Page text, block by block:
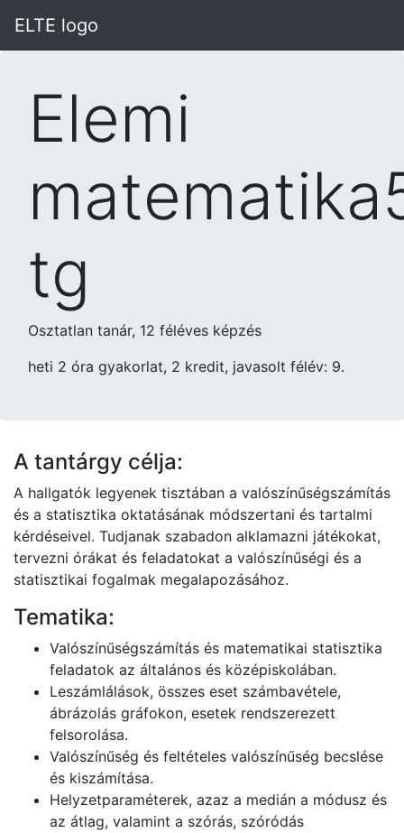
ELTE logo
Elemi
tg
Osztatlan tanár, 12 féléves képzés
heti 2 óra gyakorlat, 2 kredit, javasolt félév: 9.
A tantárgy célja:
A hallgatók legyenek tisztában a valószínűségszámítás
és a statisztika oktatásának módszertani és tartalmi
kérdéseivel. Tudjanak szabadon alklamazni játékokat,
tervezni órákat és feladatokat a valószínűségi és a
statisztikai fogalmak megalapozásához.
Tematika:
Valószínűségszámítás és matematikai statisztika
feladatok az általános és középiskolában.
Leszámlálások, összes eset számbavétele,
ábrázolás gráfokon, esetek rendszerezett
felsorolása.
Valószínűség és feltételes valószínűség becslése
és kiszámítása.
Helyzetparaméterek, azaz a medián a módusz és
az átlag, valamint a szórás, szóródás